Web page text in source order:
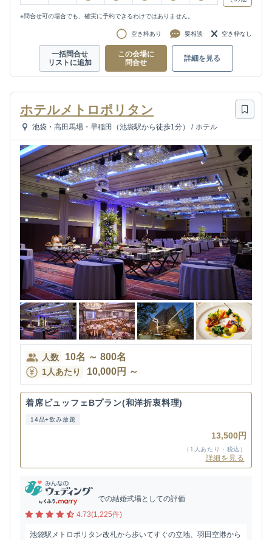
※問合せ可の場合でも、確実に予約できるわけではありません。
空き枠あり 要相談 空き枠なし
一括問合せ
リストに追加
この会場に
問合せ
詳細を見る
ホテルメトロポリタン
池袋・高田馬場・早稲田（池袋駅から徒歩1分） / ホテル
人数 10名 ～ 800名
1人あたり 10,000円 ～
着席ビュッフェBプラン(和洋折衷料理)
14品+飲み放題
13,500円
（1人あたり・税込）
詳細を見る
での結婚式場としての評価
4.73(1,225件)
池袋駅メトロポリタン改札から歩いてすぐの立地、羽田空港から